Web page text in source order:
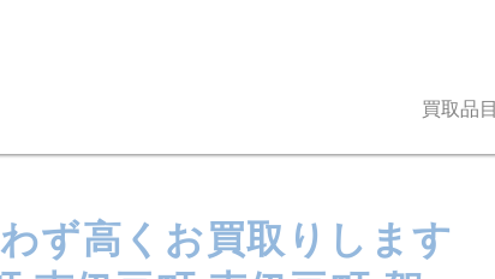
買取品目
ず高くお買取りします